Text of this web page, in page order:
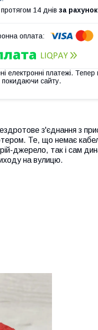
14 днів за
електронні платежі.
сайту.
з'єднання з
Те, що немає
джерело, так і сам
на вулицю.